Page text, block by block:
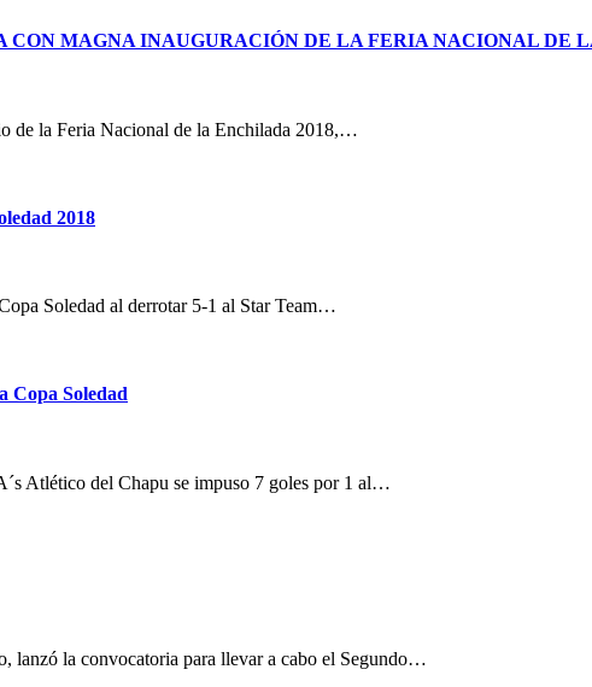
CON MAGNA INAUGURACIÓN DE LA FERIA NACIONAL DE
de la Feria Nacional de la Enchilada 2018,…
2018
Soledad al derrotar 5-1 al Star Team…
Copa Soledad
Atlético del Chapu se impuso 7 goles por 1 al…
lanzó la convocatoria para llevar a cabo el Segundo…